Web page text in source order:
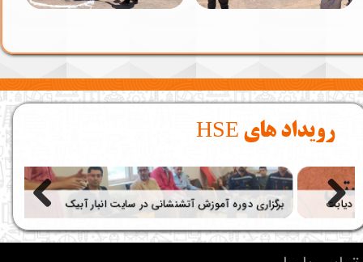
رویداد های HSE
برگزاری دوره آموزش آتشنشانی در سایت انبار آبیک